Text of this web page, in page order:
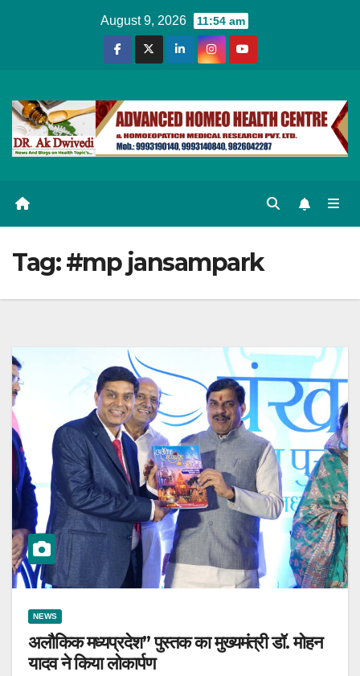
August 9, 2026 11:54 am
Tag:#mp jansampark
NEWS
अलौकिक मध्यप्रदेश” पुस्तक का मुख्यमंत्री डॉ. मोहन
यादव ने किया लोकार्पण